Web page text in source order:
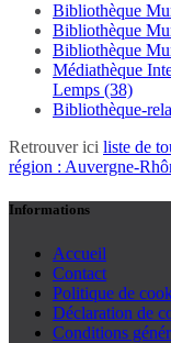
Bibliothèque
Bibliothèque
Bibliothèque
Médiathèque
Lemps (38)
Bibliothèque-
Retrouver ici liste de
région : Auvergne-
Informations
Accueil
Contact
Politique de
Déclaration de
Conditions